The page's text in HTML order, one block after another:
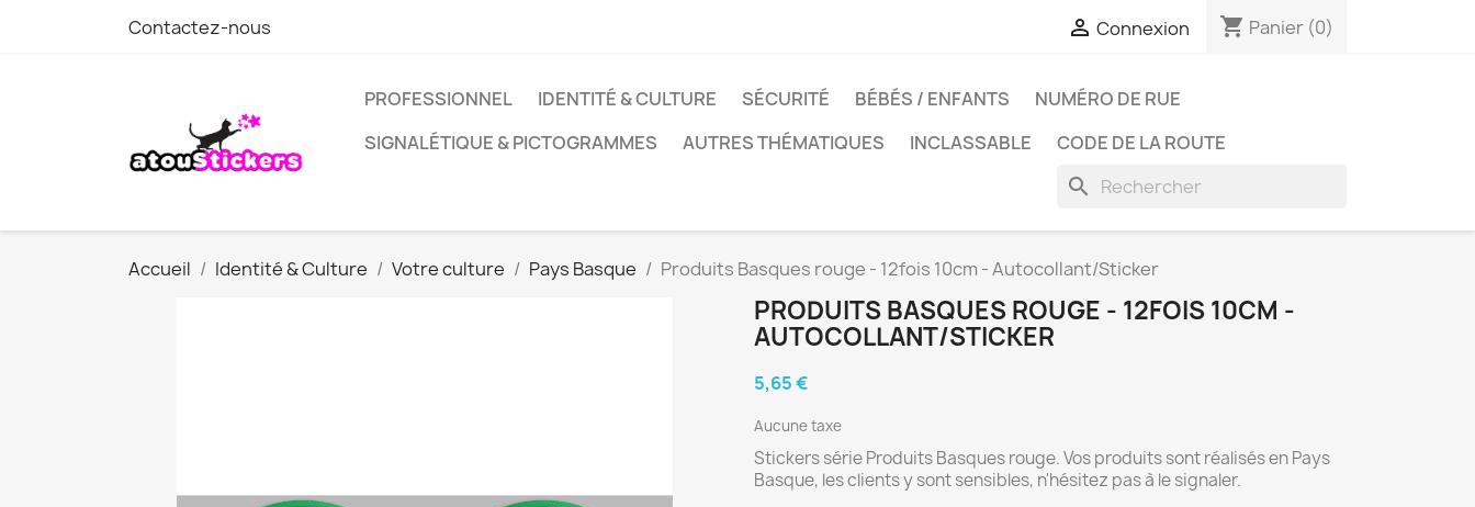
Contactez-nous  Connexion shopping_cart Panier (0)
PROFESSIONNEL IDENTITÉ & CULTURE SÉCURITÉ BÉBÉS / ENFANTS
NUMÉRO DE RUE
SIGNALÉTIQUE & PICTOGRAMMES
AUTRES THÉMATIQUES INCLASSABLE CODE DE LA ROUTE
search
Accueil Identité & Culture Votre culture Pays Basque Produits Basques rouge - 12fois 10cm - Autocollant/Sticker
PRODUITS BASQUES ROUGE - 12FOIS 10CM -
AUTOCOLLANT/STICKER
5,65 €
Aucune taxe
Stickers série Produits Basques rouge. Vos produits sont réalisés en Pays
Basque, les clients y sont sensibles, n'hésitez pas à le signaler.